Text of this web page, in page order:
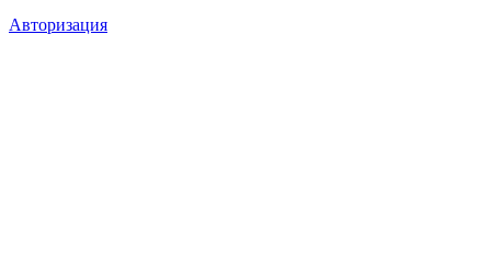
Авторизация